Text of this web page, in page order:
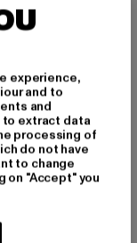
Preis: 33,24 EUR
experience,
and to
and
to extract data
processing of
do not have
to change
on "Accept" you